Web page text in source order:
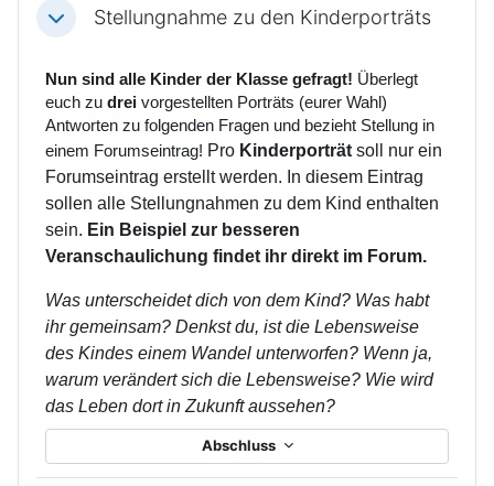
EinklappenStellungnahme zu den Kinderporträts
Abschluss
Nun sind alle Kinder der Klasse gefragt! Überlegt
euch zu drei vorgestellten Porträts (eurer Wahl)
Antworten zu folgenden Fragen und bezieht Stellung in
einem Forumseintrag! Pro Kinderporträt soll nur ein
Forumseintrag erstellt werden. In diesem Eintrag
sollen alle Stellungnahmen zu dem Kind enthalten
sein. Ein Beispiel zur besseren
Veranschaulichung findet ihr direkt im Forum.
Was unterscheidet dich von dem Kind? Was habt
ihr gemeinsam? Denkst du, ist die Lebensweise
des Kindes einem Wandel unterworfen? Wenn ja,
warum verändert sich die Lebensweise? Wie wird
das Leben dort in Zukunft aussehen?